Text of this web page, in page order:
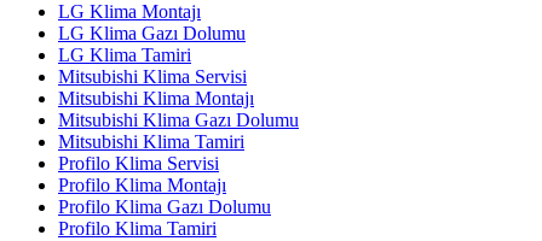
LG Klima Montajı
LG Klima Gazı Dolumu
LG Klima Tamiri
Mitsubishi Klima Servisi
Mitsubishi Klima Montajı
Mitsubishi Klima Gazı Dolumu
Mitsubishi Klima Tamiri
Profilo Klima Servisi
Profilo Klima Montajı
Profilo Klima Gazı Dolumu
Profilo Klima Tamiri